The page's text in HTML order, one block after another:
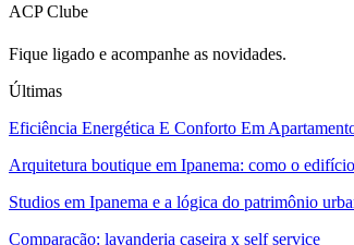
ACP Clube
Fique ligado e acompanhe as novidades.
Últimas
Eficiência Energética E Conforto Em
Arquitetura boutique em Ipanema: como o
Studios em Ipanema e a lógica do patrimônio
Comparação: lavanderia caseira x self service